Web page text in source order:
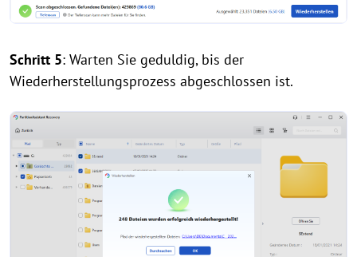
Schritt 5: Warten Sie geduldig, bis der
Wiederherstellungsprozess abgeschlossen ist.